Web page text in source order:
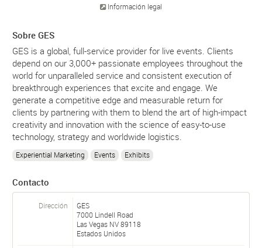
Información legal
Sobre GES
GES is a global, full-service provider for live events. Clients
depend on our 3,000+ passionate employees throughout the
world for unparalleled service and consistent execution of
breakthrough experiences that excite and engage. We
generate a competitive edge and measurable return for
clients by partnering with them to blend the art of high-impact
creativity and innovation with the science of easy-to-use
technology, strategy and worldwide logistics.
Experiential Marketing Events Exhibits
Contacto
Dirección
GES
7000 Lindell Road
Las Vegas NV89118
Estados Unidos